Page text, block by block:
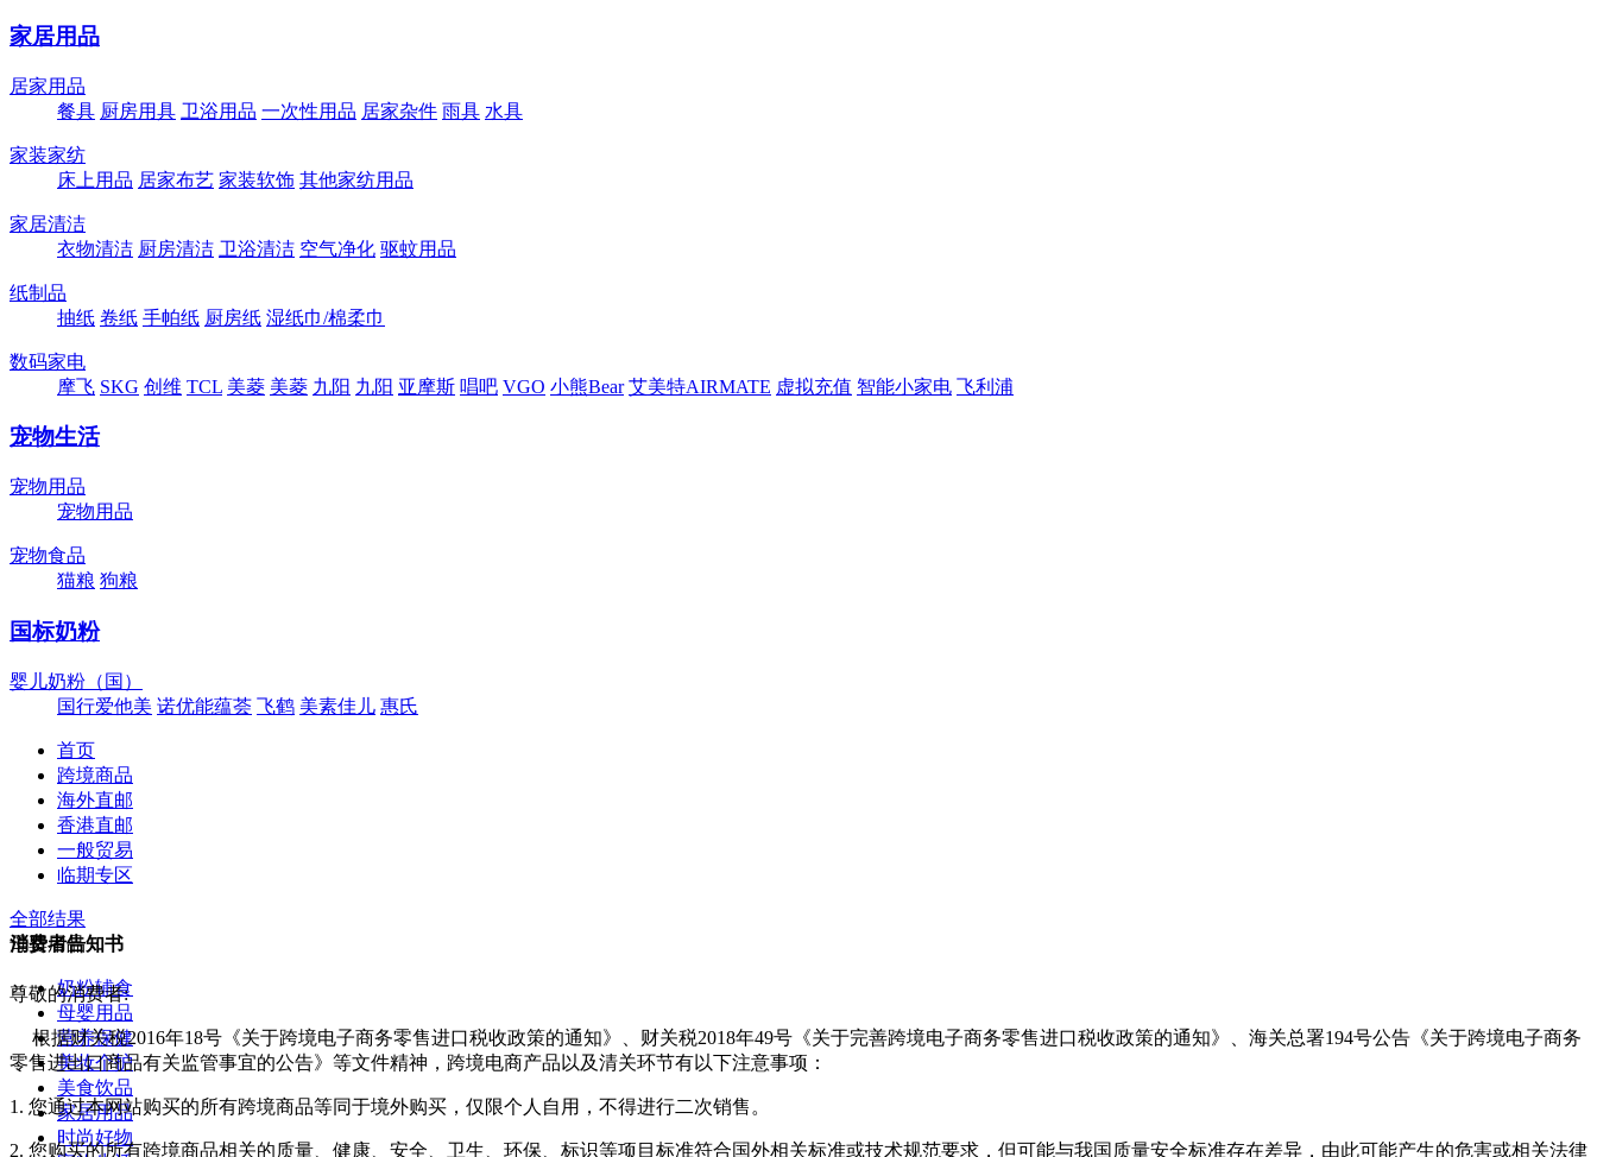
家居用品
居家用品
餐具 厨房用具 卫浴用品 一次性用品 居家杂件 雨具 水具
家装家纺
床上用品 居家布艺 家装软饰 其他家纺用品
家居清洁
衣物清洁 厨房清洁 卫浴清洁 空气净化 驱蚊用品
纸制品
抽纸 卷纸 手帕纸 厨房纸 湿纸巾/棉柔巾
数码家电
摩飞 SKG 创维 TCL 美菱 美菱 九阳 九阳 亚摩斯 唱吧 VGO 小熊Bear 艾美特AIRMATE 虚拟充值 智能小家电 飞利浦
宠物生活
宠物用品
宠物用品
宠物食品
猫粮 狗粮
国标奶粉
婴儿奶粉（国）
国行爱他美 诺优能蕴荟 飞鹤 美素佳儿 惠氏
首页
跨境商品
海外直邮
香港直邮
一般贸易
临期专区
消费者告知书
尊敬的消费者:
根据财关税2016年18号《关于跨境电子商务零售进口税收政策的通知》、财关税2018年49号《关于完善跨境电子商务零售进口税收政策的通知》、海关总署194号公告《关于跨境电子商务
零售进出口商品有关监管事宜的公告》等文件精神，跨境电商产品以及清关环节有以下注意事项：
1. 您通过本网站购买的所有跨境商品等同于境外购买，仅限个人自用，不得进行二次销售。
2. 您购买的所有跨境商品相关的质量、健康、安全、卫生、环保、标识等项目标准符合国外相关标准或技术规范要求，但可能与我国质量安全标准存在差异，由此可能产生的危害或相关法律
全部结果
母婴用品
奶粉辅食
母婴用品
营养保健
美妆个护
美食饮品
家居用品
时尚好物